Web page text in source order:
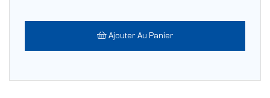
Ajouter Au Panier